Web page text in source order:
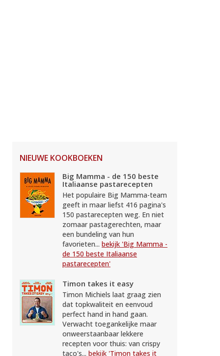
NIEUWE KOOKBOEKEN
Big Mamma - de 150 beste
Italiaanse pastarecepten
Het populaire Big Mamma-team
geeft in maar liefst 416 pagina's
150 pastarecepten weg. En niet
zomaar pastagerechten, maar
een bundeling van hun
favorieten... bekijk 'Big Mamma -
de 150 beste Italiaanse
pastarecepten'
Timon takes it easy
Timon Michiels laat graag zien
dat topkwaliteit en eenvoud
perfect hand in hand gaan.
Verwacht toegankelijke maar
onweerstaanbaar lekkere
recepten voor thuis: van crispy
taco's... bekijk 'Timon takes it